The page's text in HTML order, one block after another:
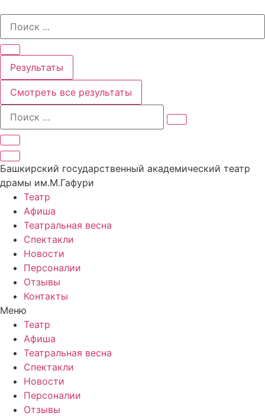
содержимому
Search
Результаты
Смотреть все результаты
Башкирский государственный академический театр
драмы им.М.Гафури
Театр
Афиша
Театральная весна
Спектакли
Новости
Персоналии
Отзывы
Контакты
Меню
Театр
Афиша
Театральная весна
Спектакли
Новости
Персоналии
Отзывы